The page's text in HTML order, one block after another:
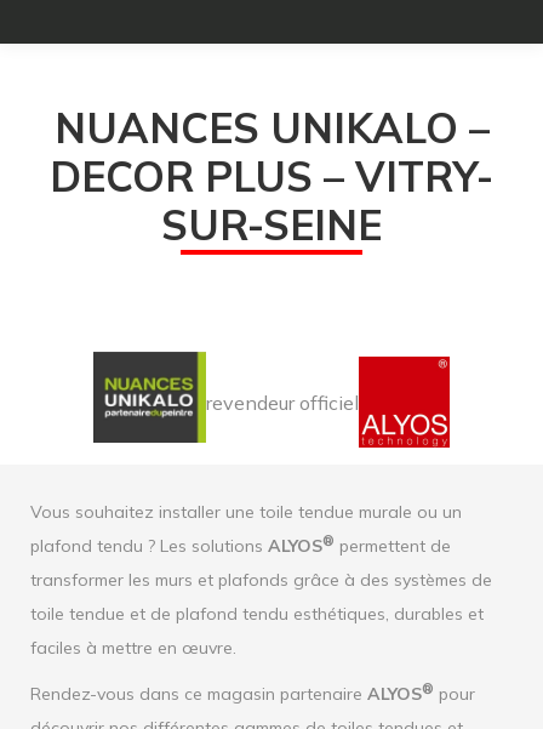
NUANCES UNIKALO –
DECOR PLUS – VITRY-
SUR-SEINE
revendeur officiel
Vous souhaitez installer une toile tendue murale ou un
plafond tendu ? Les solutions ALYOS® permettent de
transformer les murs et plafonds grâce à des systèmes de
toile tendue et de plafond tendu esthétiques, durables et
faciles à mettre en œuvre.
Rendez-vous dans ce magasin partenaire ALYOS® pour